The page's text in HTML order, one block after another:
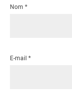
Nom *
E-mail *